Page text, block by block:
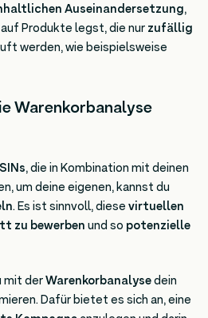
Auseinandersetzung,
Produkte legst, die nurzufällig
werden, wie beispielsweise
Warenkorbanalyse
, die in Kombination mit deinen
um deine eigenen, kannst du
. Es ist sinnvoll, diesevirtuellen
zu bewerbenund so potenzielle
mit derWarenkorbanalysedein
Dafür bietet es sich an, eine